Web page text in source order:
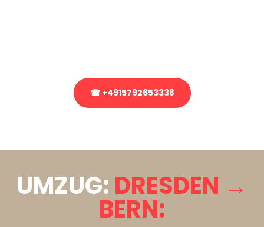
☎ +4915792653338
UMZUG: DRESDEN →
BERN: